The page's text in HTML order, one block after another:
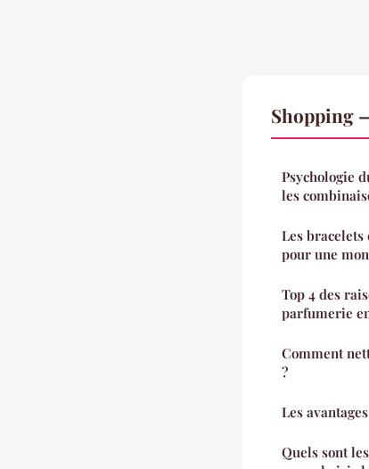
Shopping
Psychologie
les
Les
pour une
Top 4 des
parfumerie
Comment
?
Les
Quels sont